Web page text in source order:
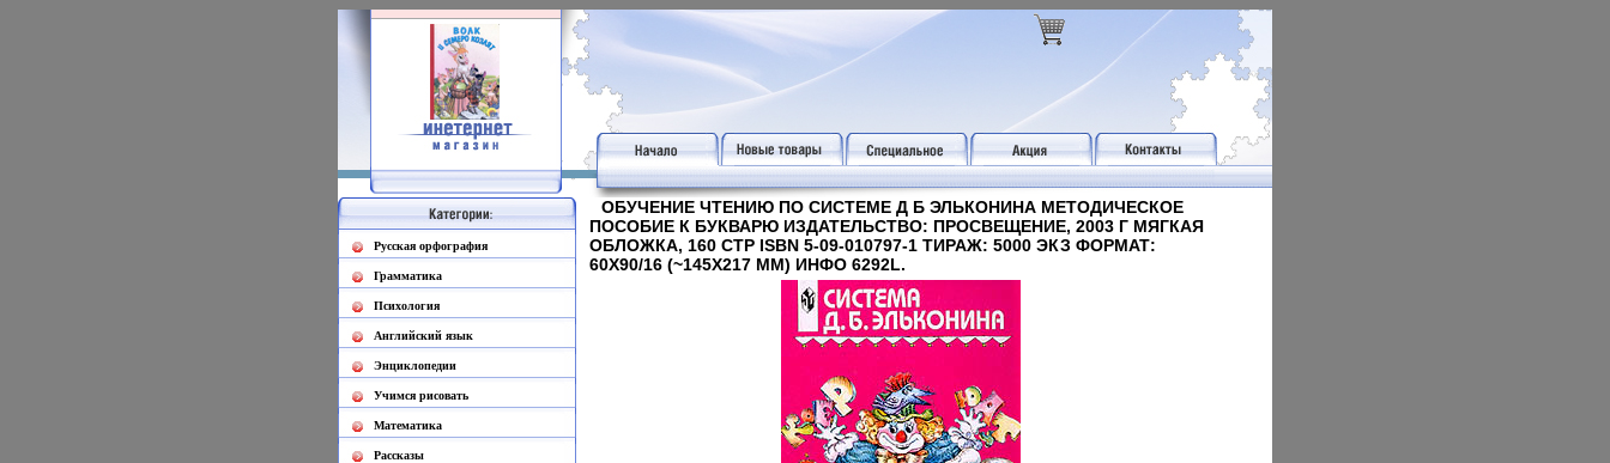
Русская орфография
Грамматика
Психология
Английский язык
Энциклопедии
Учимся рисовать
Математика
Рассказы
ОБУЧЕНИЕ ЧТЕНИЮ ПО СИСТЕМЕ Д Б ЭЛЬКОНИНА МЕТОДИЧЕСКОЕ
ПОСОБИЕ К БУКВАРЮ ИЗДАТЕЛЬСТВО: ПРОСВЕЩЕНИЕ, 2003 Г МЯГКАЯ
ОБЛОЖКА, 160 СТР ISBN 5-09-010797-1 ТИРАЖ: 5000 ЭКЗ ФОРМАТ:
60X90/16 (~145Х217 ММ) ИНФО 6292L.